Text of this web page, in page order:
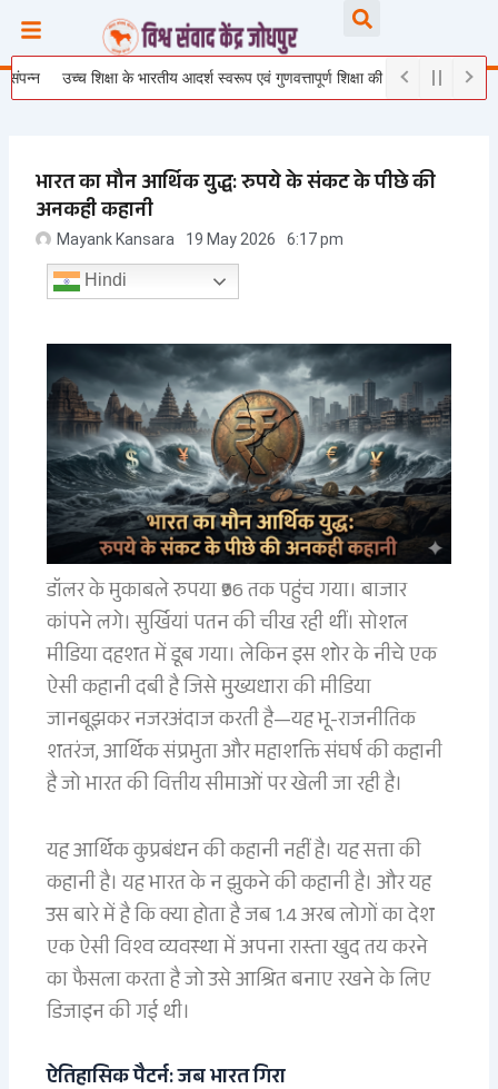
content
उच्च शिक्षा के भारतीय आदर्श स्वरूप एवं गुणवत्तापूर्ण शिक्षा की दिशा में कार्यकर्ता प्रशिक्षण
भारत का मौन आर्थिक युद्ध: रुपये के संकट के पीछे की
अनकही कहानी
Mayank Kansara 19 May 2026 6:17 pm
Hindi
डॉलर के मुकाबले रुपया ₹96 तक पहुंच गया। बाजार
कांपने लगे। सुर्खियां पतन की चीख रही थीं। सोशल
मीडिया दहशत में डूब गया। लेकिन इस शोर के नीचे एक
ऐसी कहानी दबी है जिसे मुख्यधारा की मीडिया
जानबूझकर नजरअंदाज करती है—यह भू-राजनीतिक
शतरंज, आर्थिक संप्रभुता और महाशक्ति संघर्ष की कहानी
है जो भारत की वित्तीय सीमाओं पर खेली जा रही है।
यह आर्थिक कुप्रबंधन की कहानी नहीं है। यह सत्ता की
कहानी है। यह भारत के न झुकने की कहानी है। और यह
उस बारे में है कि क्या होता है जब 1.4 अरब लोगों का देश
एक ऐसी विश्व व्यवस्था में अपना रास्ता खुद तय करने
का फैसला करता है जो उसे आश्रित बनाए रखने के लिए
डिजाइन की गई थी।
ऐतिहासिक पैटर्न: जब भारत गिरा